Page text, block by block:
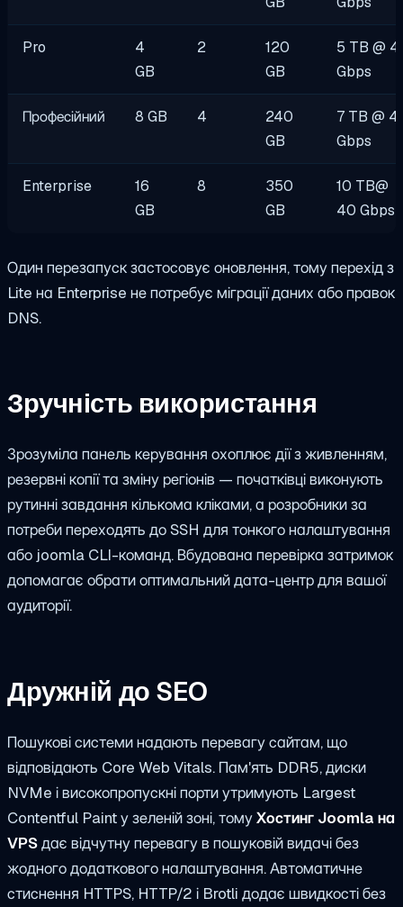
Pro
4
GB
2
120
GB
5 TB @
Gbps
Професійний 8 GB 4
240
GB
7 TB @
Gbps
Enterprise
16
GB
8
350
GB
10 TB@
40 Gbps
Один перезапуск застосовує оновлення, тому перехід з
Lite на Enterprise не потребує міграції даних або правок
DNS.
Зручність використання
Зрозуміла панель керування охоплює дії з живленням,
резервні копії та зміну регіонів — початківці виконують
рутинні завдання кількома кліками, а розробники за
потреби переходять до SSH для тонкого налаштування
або joomla CLI-команд. Вбудована перевірка затримок
допомагає обрати оптимальний дата-центр для вашої
аудиторії.
Дружній до SEO
Пошукові системи надають перевагу сайтам, що
відповідають Core Web Vitals. Пам'ять DDR5, диски
NVMe і високопропускні порти утримують Largest
Contentful Paint у зеленій зоні, томуХостинг Joomla на
VPSдає відчутну перевагу в пошуковій видачі без
жодного додаткового налаштування. Автоматичне
стиснення HTTPS, HTTP/2 і Brotli додає швидкості без